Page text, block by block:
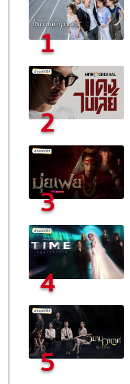
1
2
3
4
5